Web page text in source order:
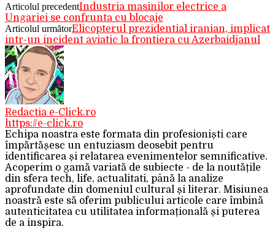
Articolul precedentIndustria masinilor electrice a
Ungariei se confrunta cu blocaje
Articolul următorElicopterul prezidential iranian, implicat
intr-un incident aviatic la frontiera cu Azerbaidjanul
Redactia e-Click.ro
https://e-click.ro
Echipa noastra este formata din profesioniști care
împărtășesc un entuziasm deosebit pentru
identificarea și relatarea evenimentelor semnificative.
Acoperim o gamă variată de subiecte - de la noutățile
din sfera tech, life, actualitati, până la analize
aprofundate din domeniul cultural și literar. Misiunea
noastră este să oferim publicului articole care îmbină
autenticitatea cu utilitatea informațională și puterea
de a inspira.